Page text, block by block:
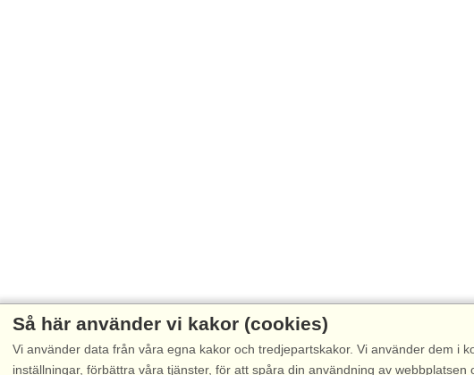
Så här använder vi kakor (cookies)
Vi använder data från våra egna kakor och tredjepartskakor. Vi använder dem i
inställningar, förbättra våra tjänster, för att spåra din användning av